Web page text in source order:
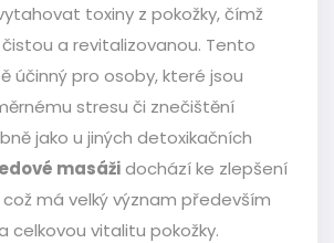
toxiny z pokožky, čímž
a revitalizovanou. Tento
účinný pro osoby, které jsou
stresu či znečištění
jako u jiných detoxikačních
masážidochází ke zlepšení
což má velký význam především
celkovou vitalitu pokožky.